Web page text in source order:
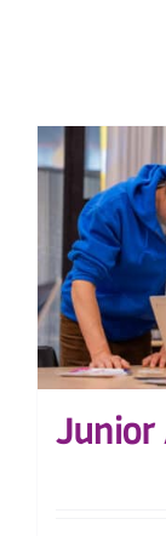
Junior